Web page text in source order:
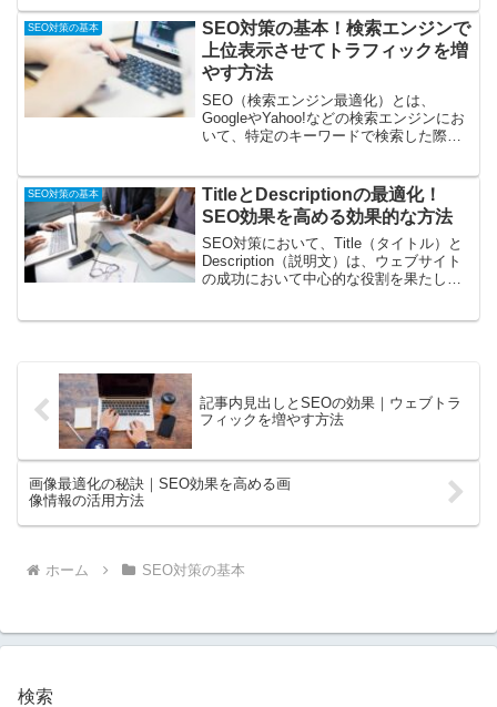
かを判断します。しかし、外部サイトへ
のリンクが切れてしまう...
SEO対策の基本
SEO対策の基本！検索エンジンで
上位表示させてトラフィックを増
やす方法
SEO（検索エンジン最適化）とは、
GoogleやYahoo!などの検索エンジンにお
いて、特定のキーワードで検索した際
とです。インターネットの世界では、情
報の海の中で目立...
SEO対策の基本
TitleとDescriptionの最適化！
SEO効果を高める効果的な方法
SEO対策において、Title（タイトル）と
Description（説明文）は、ウェブサイト
の成功において中心的な役割を果たしま
記事内見出しとSEOの効果｜ウェブトラ
フィックを増やす方法
画像最適化の秘訣｜SEO効果を高める画
像情報の活用方法
ホーム SEO対策の基本
検索